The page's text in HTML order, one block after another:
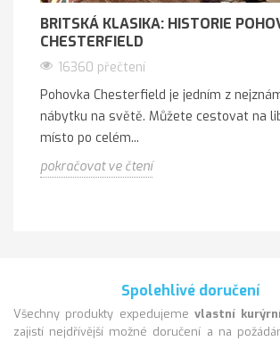
BRITSKÁ KLASIKA: HISTORIE
CHESTERFIELD
16360 přečtení
Pohovka Chesterfield je jedním z
nábytku na světě. Můžete cestovat na
místo po celém...
pokračovat ve čtení
Spolehlivé doručení
Všechny produkty expedujeme vlastní
zajistí nejdřívější možné doručení a na